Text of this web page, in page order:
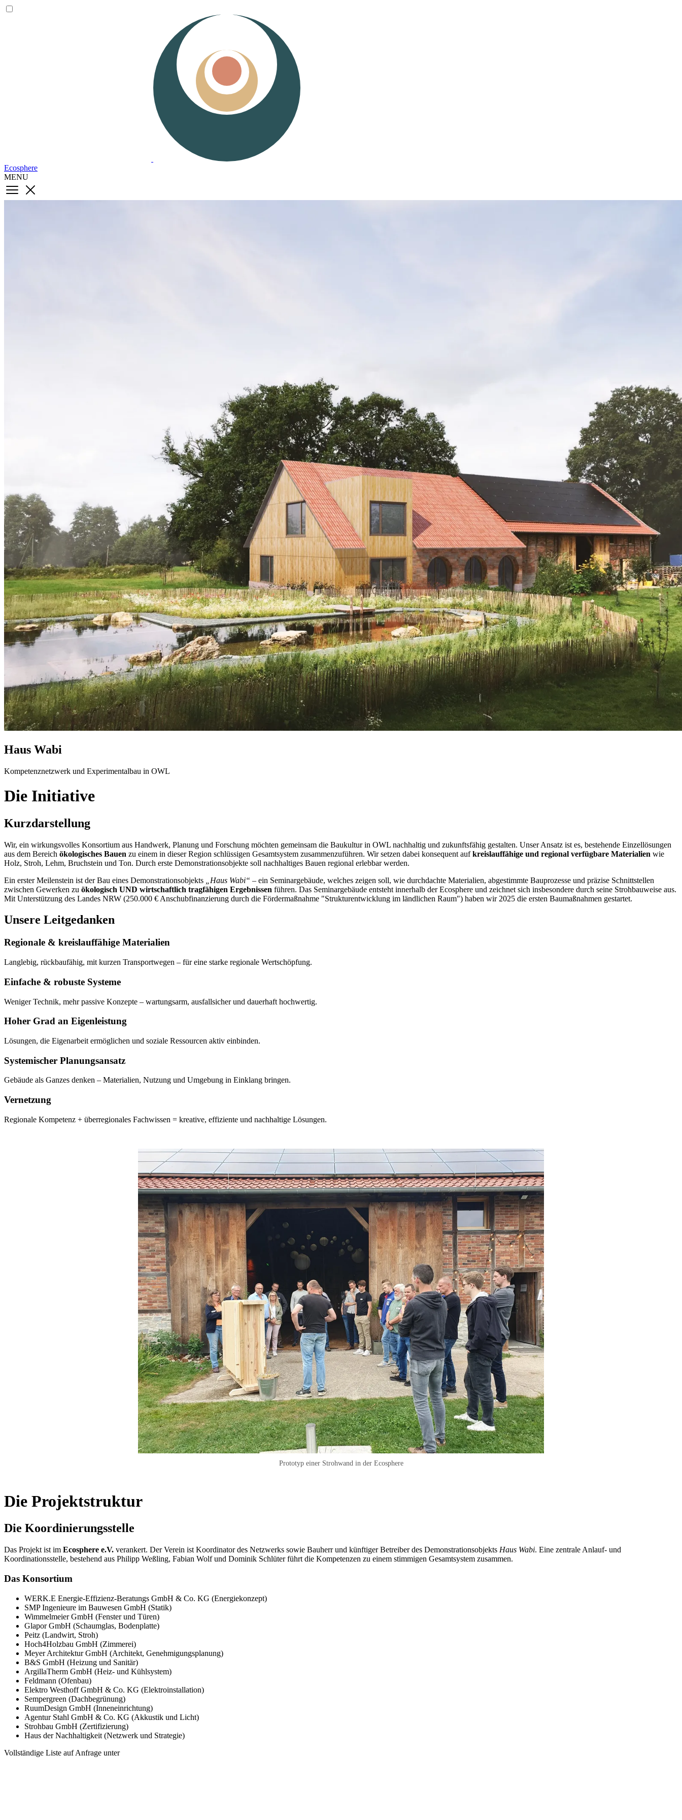
Ecosphere
MENU
Haus Wabi
Kompetenznetzwerk und Experimentalbau in OWL
Die Initiative
Kurzdarstellung
Wir, ein wirkungsvolles Konsortium aus Handwerk, Planung und Forschung möchten gemeinsam die Baukultur in OWL nachhaltig und zukunftsfähig gestalten. Unser Ansatz ist es, bestehende Einzellösungen
aus dem Bereich ökologisches Bauen zu einem in dieser Region schlüssigen Gesamtsystem zusammenzuführen. Wir setzen dabei konsequent aufkreislauffähige und regional verfügbare Materialien wie
Holz, Stroh, Lehm, Bruchstein und Ton. Durch erste Demonstrationsobjekte soll nachhaltiges Bauen regional erlebbar werden.
Ein erster Meilenstein ist der Bau eines Demonstrationsobjekts
„Haus Wabi“ – ein Seminargebäude, welches zeigen soll, wie durchdachte Materialien, abgestimmte Bauprozesse und präzise Schnittstellen
zwischen Gewerken zu ökologisch UND wirtschaftlich tragfähigen Ergebnissen führen. Das Seminargebäude entsteht innerhalb der Ecosphere und zeichnet sich insbesondere durch seine Strohbauweise aus.
Mit Unterstützung des Landes NRW (250.000 € Anschubfinanzierung durch die Fördermaßnahme "Strukturentwicklung im ländlichen Raum") haben wir 2025 die ersten Baumaßnahmen gestartet.
Unsere Leitgedanken
Regionale & kreislauffähige Materialien
Langlebig, rückbaufähig, mit kurzen Transportwegen – für eine starke regionale Wertschöpfung.
Einfache & robuste Systeme
Weniger Technik, mehr passive Konzepte – wartungsarm, ausfallsicher und dauerhaft hochwertig.
Hoher Grad an Eigenleistung
Lösungen, die Eigenarbeit ermöglichen und soziale Ressourcen aktiv einbinden.
Systemischer Planungsansatz
Gebäude als Ganzes denken – Materialien, Nutzung und Umgebung in Einklang bringen.
Vernetzung
Regionale Kompetenz + überregionales Fachwissen = kreative, effiziente und nachhaltige Lösungen.
Prototyp einer Strohwand in der Ecosphere
Die Projektstruktur
Die Koordinierungsstelle
Das Projekt ist im Ecosphere e.V. verankert. Der Verein ist Koordinator des Netzwerks sowie Bauherr und künftiger Betreiber des Demonstrationsobjekts Haus Wabi. Eine zentrale Anlauf- und
Koordinationsstelle, bestehend aus Philipp Weßling, Fabian Wolf und Dominik Schlüter führt die Kompetenzen zu einem stimmigen Gesamtsystem zusammen.
Das Konsortium
WERK.E Energie-Effizienz-Beratungs GmbH & Co. KG (Energiekonzept)
SMP Ingenieure im Bauwesen GmbH (Statik)
Wimmelmeier GmbH (Fenster und Türen)
Glapor GmbH (Schaumglas, Bodenplatte)
Peitz (Landwirt, Stroh)
Hoch4Holzbau GmbH (Zimmerei)
Meyer Architektur GmbH (Architekt, Genehmigungsplanung)
B&S GmbH (Heizung und Sanitär)
ArgillaTherm GmbH (Heiz- und Kühlsystem)
Feldmann (Ofenbau)
Elektro Westhoff GmbH & Co. KG (Elektroinstallation)
Sempergreen (Dachbegrünung)
RuumDesign GmbH (Inneneinrichtung)
Agentur Stahl GmbH & Co. KG (Akkustik und Licht)
Strohbau GmbH (Zertifizierung)
Haus der Nachhaltigkeit (Netzwerk und Strategie)
Vollständige Liste auf Anfrage unter